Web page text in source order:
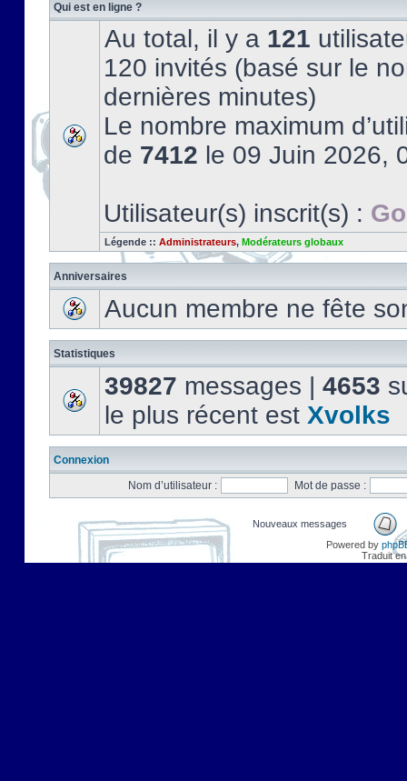
Qui est en ligne ?
Au total, il y a 121
120 invités (basé sur le
dernières minutes)
Le nombre maximum
de 7412 le 09 Juin 2026,
Utilisateur(s) inscrit(s) :
Légende :: Administrateurs, Modérateurs globaux
Anniversaires
Aucun membre ne fête
Statistiques
39827 messages | 4653
le plus récent est Xvolks
Connexion
Nom d’utilisateur :
Mot de passe :
Nouveaux messages
Powered by
Traduit